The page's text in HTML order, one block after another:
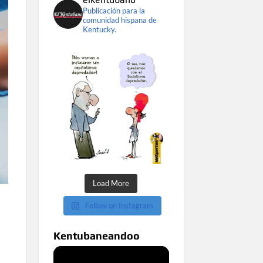
Publicación para la
comunidad hispana de
Kentucky.
Load More
Follow on Instagram
Kentubaneandoo